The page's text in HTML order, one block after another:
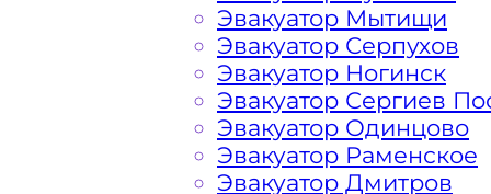
Как перевезти
Егорьевском
Эвакуатор Мытищи
Эвакуатор Серпухов
Эвакуатор Ногинск
Эвакуатор Сергиев
Эвакуатор Одинцово
Эвакуатор Раменское
Эвакуатор Дмитров